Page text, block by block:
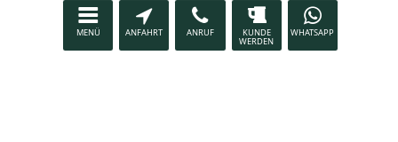
MENÜ ANFAHRT ANRUF KUNDE
WERDEN
WHATSAPP